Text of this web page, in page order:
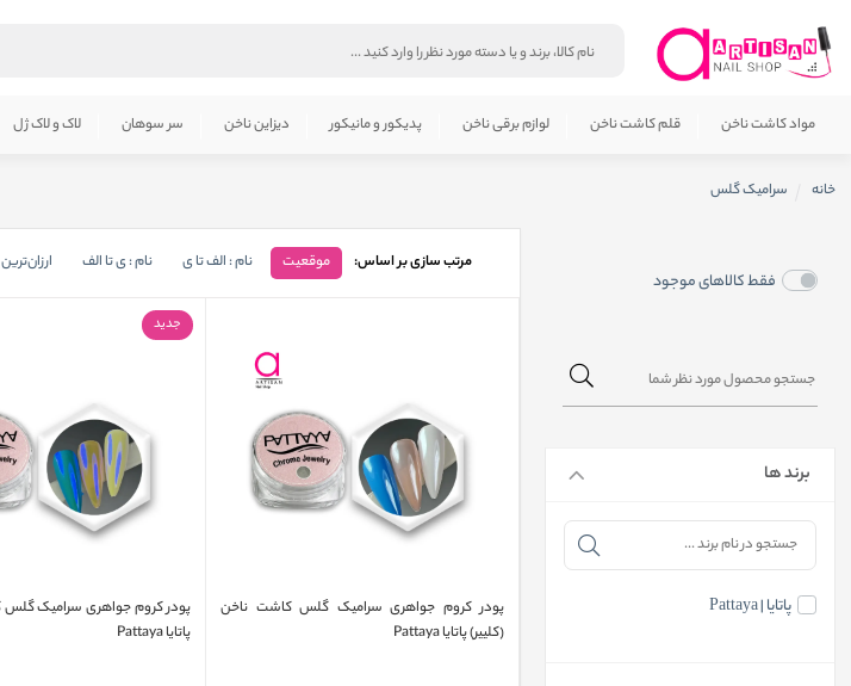
مواد کاشت ناخن قلم کاشت ناخن لوازم برقی ناخن پدیکور و مانیکور دیزاین ناخن سر سوهان لاک و لاک ژل
خانه سرامیک گلس
مرتب سازی بر اساس: موقعیت نام : الف تا ی نام : ی تا الف ارزان‌ترین
پودر کروم جواهری سرامیک گلس کاشت ناخن
(کلییر) پاتایا Pattaya
پاتایا Pattaya
جدید
فقط کالاهای موجود
برند ها
پاتايا | Pattaya